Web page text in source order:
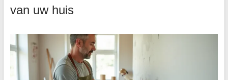
van uw huis